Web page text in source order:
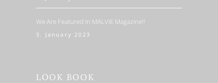
We Are Featured In MALVIE Magazine!!
3. January 2023
LOOK BOOK